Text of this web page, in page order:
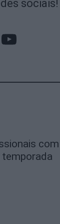
sociais!
com
temporada